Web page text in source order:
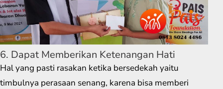
6. Dapat Memberikan Ketenangan Hati
Hal yang pasti rasakan ketika bersedekah yaitu
timbulnya perasaan senang, karena bisa memberi